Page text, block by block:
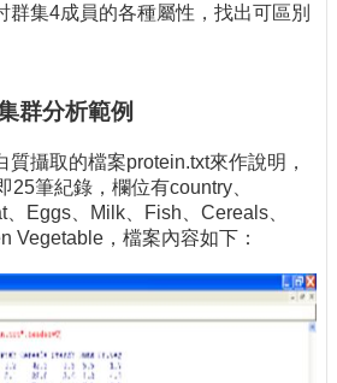
群集4成員的各種屬性，找出可區別
群分析範例
攝取的檔案protein.txt來作說明，
25筆紀錄，欄位有country、
Eggs、Milk、Fish、Cereals、
Vegetable，檔案內容如下：